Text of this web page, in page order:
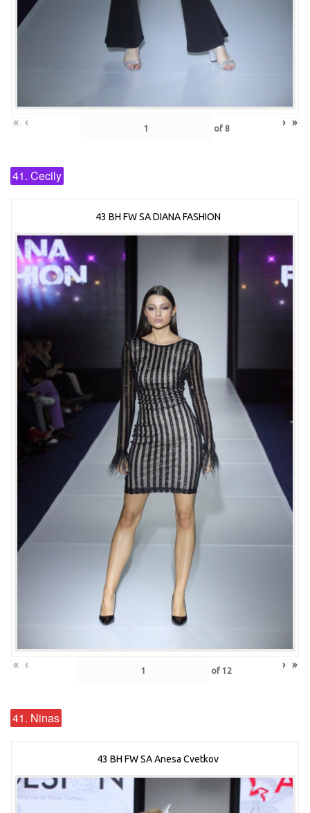
« ‹ of 8 › »
41. Cecily
43 BH FW SA DIANA FASHION
« ‹ of 12 › »
41. Ninas
43 BH FW SA Anesa Cvetkov